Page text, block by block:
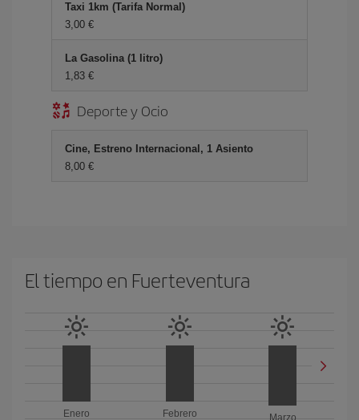
Taxi 1km (Tarifa Normal)
3,00 €
La Gasolina (1 litro)
1,83 €
Deporte y Ocio
Cine, Estreno Internacional, 1 Asiento
8,00 €
El tiempo en Fuerteventura
Enero
Febrero
Marzo